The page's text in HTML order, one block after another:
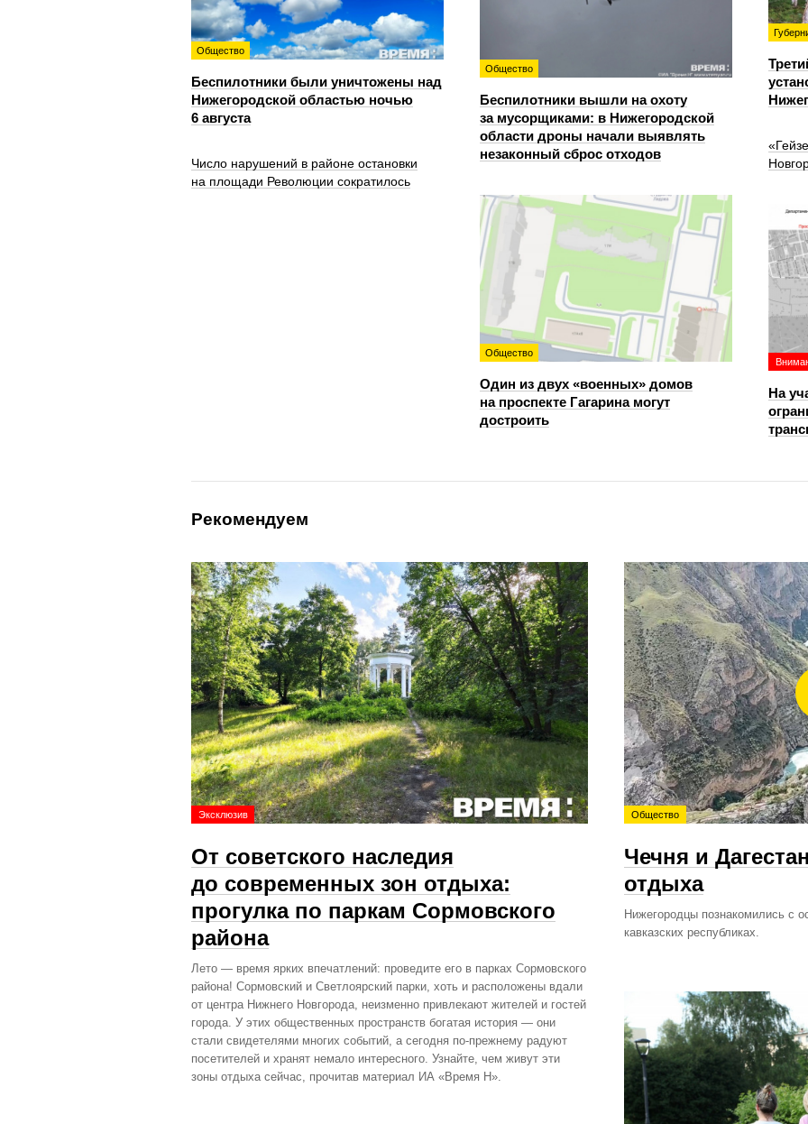
Общество
Беспилотники были уничтожены над
Нижегородской областью ночью
6 августа
Общество
Беспилотники вышли на охоту
за мусорщиками: в Нижегородской
области дроны начали выявлять
незаконный сброс отходов
Число нарушений в районе остановки
на площади Революции сократилось
Общество
Один из двух «военных» домов
на проспекте Гагарина могут
достроить
На
Рекомендуем
Эксклюзив
От советского наследия
до современных зон отдыха:
прогулка по паркам Сормовского
района
Лето — время ярких впечатлений: проведите его в парках Сормовского
района! Сормовский и Светлоярский парки, хоть и расположены вдали
от центра Нижнего Новгорода, неизменно привлекают жителей и гостей
города. У этих общественных пространств богатая история — они
стали свидетелями многих событий, а сегодня по‑прежнему радуют
посетителей и хранят немало интересного. Узнайте, чем живут эти
зоны отдыха сейчас, прочитав материал ИА «Время Н».
Общество
Чечня и
отдыха
Нижегородцы познакомились с
кавказских республиках.